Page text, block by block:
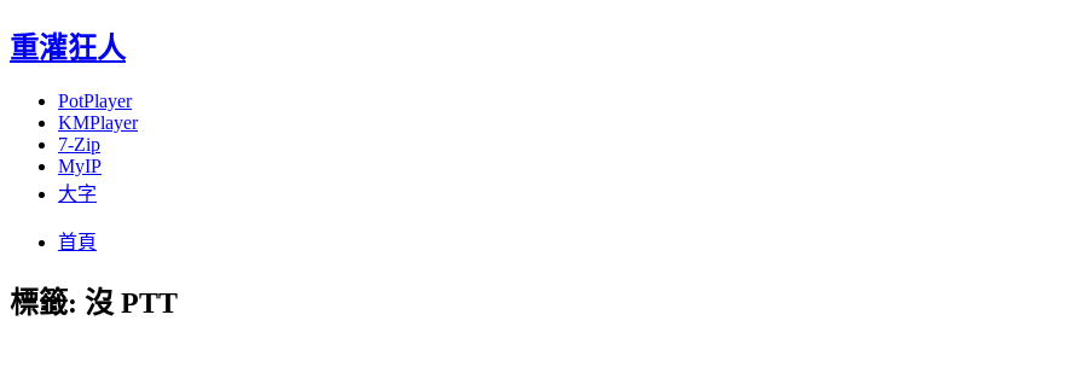
重灌狂人
PotPlayer
KMPlayer
7-Zip
MyIP
大字
首頁
標籤: 沒 PTT